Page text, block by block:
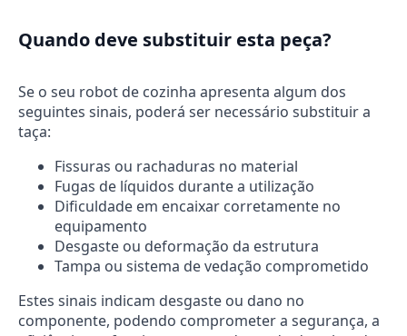
Quando deve substituir esta peça?
Se o seu robot de cozinha apresenta algum dos
seguintes sinais, poderá ser necessário substituir a
taça:
Fissuras ou rachaduras no material
Fugas de líquidos durante a utilização
Dificuldade em encaixar corretamente no
equipamento
Desgaste ou deformação da estrutura
Tampa ou sistema de vedação comprometido
Estes sinais indicam desgaste ou dano no
componente, podendo comprometer a segurança, a